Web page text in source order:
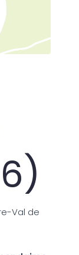
Val de